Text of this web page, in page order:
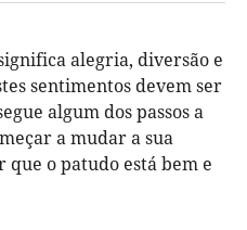
alegria, diversão e
sentimentos devem ser
algum dos passos a
a mudar a sua
o patudo está bem e